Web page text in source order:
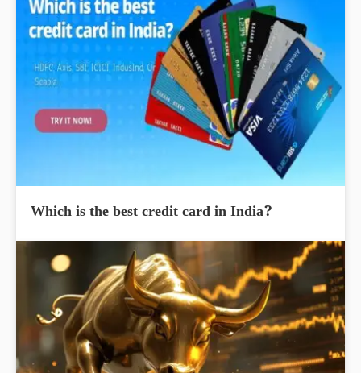
Which is the best credit card in India?